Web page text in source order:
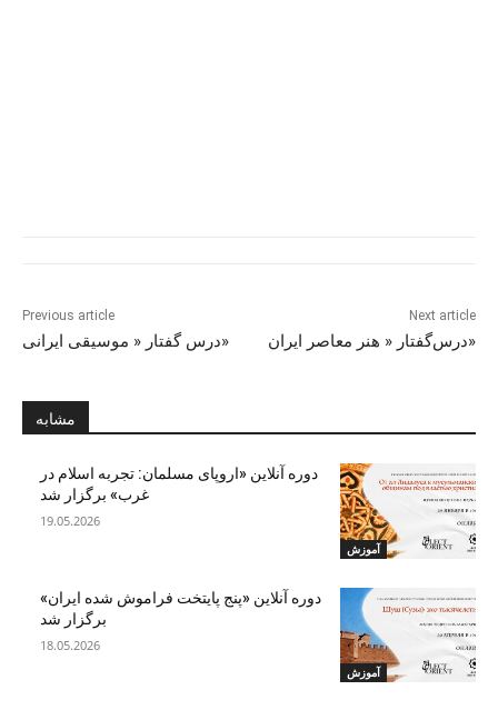
Previous article
درس گفتار « موسیقی ایرانی»
Next article
درس‌گفتار « هنر معاصر ایران»
مشابه
آموزش
دوره آنلاین «اروپای مسلمان: تجربه اسلام در
غرب» برگزار شد
19.05.2026
آموزش
دوره آنلاین «پنج پایتخت فراموش شده ایران»
برگزار شد
18.05.2026